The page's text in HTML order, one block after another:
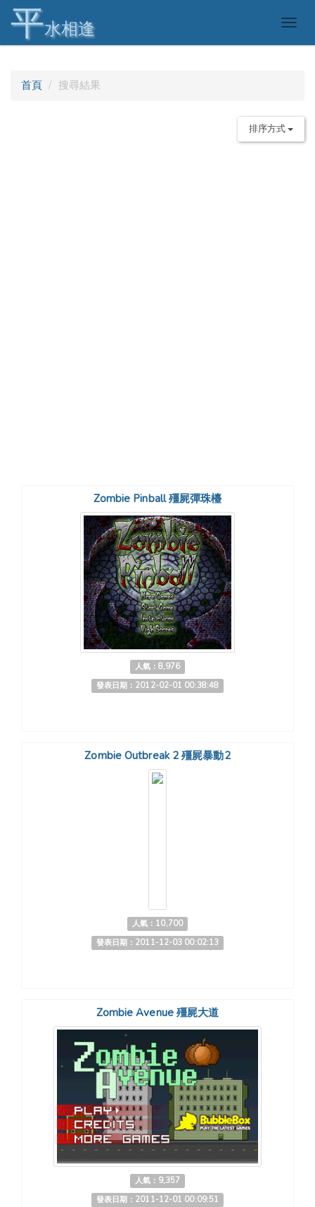
平水相逢
首頁 搜尋結果
排序方式
Zombie Pinball 殭屍彈珠檯
人氣：8,976
發表日期：2012-02-01 00:38:48
Zombie Outbreak 2 殭屍暴動2
人氣：10,700
發表日期：2011-12-03 00:02:13
Zombie Avenue 殭屍大道
人氣：9,357
發表日期：2011-12-01 00:09:51